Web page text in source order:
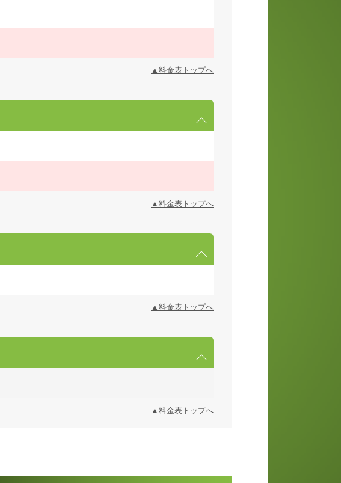
▲料金表トップへ
▲料金表トップへ
▲料金表トップへ
▲料金表トップへ